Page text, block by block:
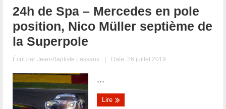
24h de Spa – Mercedes en pole
position, Nico Müller septième de
la Superpole
Écrit parJean-Baptiste Lassaux | Date: 26 juillet 2019
...
Lire